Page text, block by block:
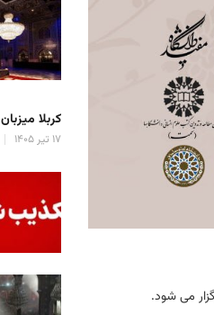
می شود.
کربلا میزبان ۷ میلیون عزادار در تشییع پیکر قائد شهید امت
۱۷ تیر ۱۴۰۵